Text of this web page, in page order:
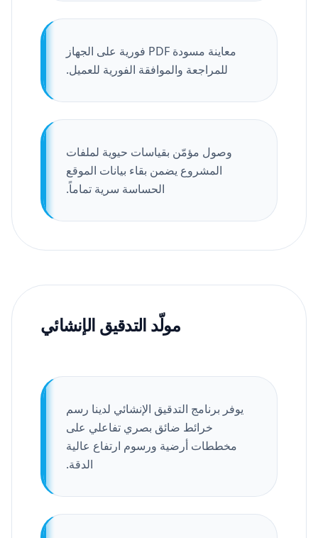
معاينة مسودة PDF فورية على الجهاز
للمراجعة والموافقة الفورية للعميل.
وصول مؤمّن بقياسات حيوية لملفات
المشروع يضمن بقاء بيانات الموقع
الحساسة سرية تماماً.
مولّد التدقيق الإنشائي
يوفر برنامج التدقيق الإنشائي لدينا رسم
خرائط ضائق بصري تفاعلي على
مخططات أرضية ورسوم ارتفاع عالية
الدقة.